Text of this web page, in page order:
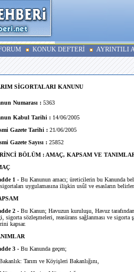
KONUK DEFTERİ AYRINTILI
SİGORTALARI KANUNU
Numarası : 5363
Kabul Tarihi : 14/06/2005
Gazete Tarihi : 21/06/2005
Gazete Sayısı : 25852
BÖLÜM : AMAÇ, KAPSAM VE
1 - Bu Kanunun amacı; üreticilerin bu Kanunda
uygulamasına ilişkin usûl ve esasların
2 - Bu Kanun; Havuzun kuruluşu, Havuz
sigorta sözleşmeleri, reasürans sağlanması ve
kapsar.
3 - Bu Kanunda geçen;
Tarım ve Köyişleri Bakanlığını,